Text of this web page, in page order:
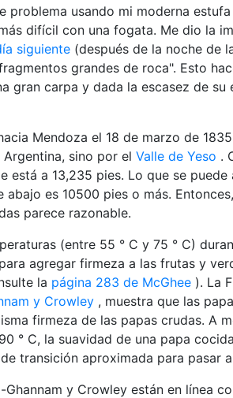
problema usando mi moderna
difícil con una fogata. Me dio la
siguiente (después de la noche de
grandes de roca". Esto
gran carpa y dada la escasez de su
Mendoza el 18 de marzo de
sino por el Valle de Yeso .
está a 13,235 pies. Lo que se
abajo es 10500 pies o más.
parece razonable.
(entre 55 ° C y 75 ° C)
agregar firmeza a las frutas y
la página 283 de McGhee ). La
y Crowley , muestra que las
firmeza de las papas crudas. A
° C, la suavidad de una papa
transición aproximada para pasar
y Crowley están en línea